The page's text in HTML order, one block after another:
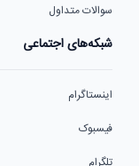
سوالات متداول
شبکه‌های اجتماعی
اینستاگرام
فیسبوک
تلگرام